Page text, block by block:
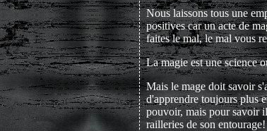
Nous laissons tous une
positives car un acte de
faites le mal, le mal vous
La magie est une science
Mais le mage doit savoir
d'apprendre toujours plus
pouvoir, mais pour savoir
railleries de son